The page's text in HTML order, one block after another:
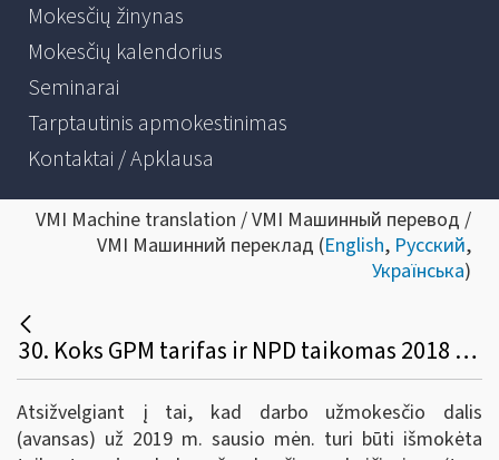
Mokesčių žinynas
Mokesčių kalendorius
Seminarai
Tarptautinis apmokestinimas
Kontaktai / Apklausa
VMI Machine translation / VMI Машинный перевод /
VMI Машинний переклад (English, Русский,
Українська)
30. Koks GPM tarifas ir NPD taikomas 2018 metais išmokėtam darbo užmokesčio avansui už 2019 m. Kurio mėnesio ir kurių metų deklaracijose (GPM312 ir GPM313 formose) reikia deklaruoti avansą? Iki kurios datos turi būti sumokamas GPM?
Atsižvelgiant į tai, kad darbo užmokesčio dalis
(avansas) už 2019 m. sausio mėn. turi būti išmokėta